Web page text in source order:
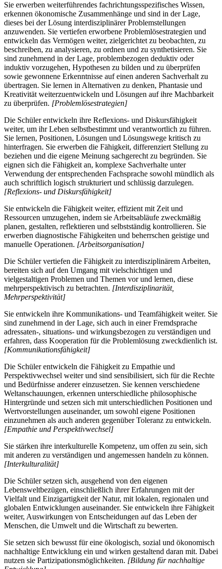
Sie erwerben weiterführendes fachrichtungsspezifisches Wissen,
erkennen ökonomische Zusammenhänge und sind in der Lage,
dieses bei der Lösung interdisziplinärer Problemstellungen
anzuwenden. Sie vertiefen erworbene Problemlösestrategien und
entwickeln das Vermögen weiter, zielgerichtet zu beobachten, zu
beschreiben, zu analysieren, zu ordnen und zu synthetisieren. Sie
sind zunehmend in der Lage, problembezogen deduktiv oder
induktiv vorzugehen, Hypothesen zu bilden und zu überprüfen
sowie gewonnene Erkenntnisse auf einen anderen Sachverhalt zu
übertragen. Sie lernen in Alternativen zu denken, Phantasie und
Kreativität weiterzuentwickeln und Lösungen auf ihre Machbarkeit
zu überprüfen. [Problemlösestrategien]
Die Schüler entwickeln ihre Reflexions- und Diskursfähigkeit
weiter, um ihr Leben selbstbestimmt und verantwortlich zu führen.
Sie lernen, Positionen, Lösungen und Lösungswege kritisch zu
hinterfragen. Sie erwerben die Fähigkeit, differenziert Stellung zu
beziehen und die eigene Meinung sachgerecht zu begründen. Sie
eignen sich die Fähigkeit an, komplexe Sachverhalte unter
Verwendung der entsprechenden Fachsprache sowohl mündlich als
auch schriftlich logisch strukturiert und schlüssig darzulegen.
[Reflexions- und Diskursfähigkeit]
Sie entwickeln die Fähigkeit weiter, effizient mit Zeit und
Ressourcen umzugehen, indem sie Arbeitsabläufe zweckmäßig
planen, gestalten, reflektieren und selbstständig kontrollieren. Sie
erwerben diagnostische Fähigkeiten und beherrschen geistige und
manuelle Operationen. [Arbeitsorganisation]
Die Schüler vertiefen die Fähigkeit zu interdisziplinärem Arbeiten,
bereiten sich auf den Umgang mit vielschichtigen und
vielgestaltigen Problemen und Themen vor und lernen, diese
mehrperspektivisch zu betrachten. [Interdisziplinarität,
Mehrperspektivität]
Sie entwickeln ihre Kommunikations- und Teamfähigkeit weiter. Sie
sind zunehmend in der Lage, sich auch in einer Fremdsprache
adressaten-, situations- und wirkungsbezogen zu verständigen und
erfahren, dass Kooperation für die Problemlösung zweckdienlich ist.
[Kommunikationsfähigkeit]
Die Schüler entwickeln die Fähigkeit zu Empathie und
Perspektivwechsel weiter und sind sensibilisiert, sich für die Rechte
und Bedürfnisse anderer einzusetzen. Sie kennen verschiedene
Weltanschauungen, erkennen unterschiedliche philosophische
Hintergründe und setzen sich mit unterschiedlichen Positionen und
Wertvorstellungen auseinander, um sowohl eigene Positionen
einzunehmen als auch anderen gegenüber Toleranz zu entwickeln.
[Empathie und Perspektivwechsel]
Sie stärken ihre interkulturelle Kompetenz, um offen zu sein, sich
mit anderen zu verständigen und angemessen handeln zu können.
[Interkulturalität]
Die Schüler setzen sich, ausgehend von den eigenen
Lebensweltbezügen, einschließlich ihrer Erfahrungen mit der
Vielfalt und Einzigartigkeit der Natur, mit lokalen, regionalen und
globalen Entwicklungen auseinander. Sie entwickeln ihre Fähigkeit
weiter, Auswirkungen von Entscheidungen auf das Leben der
Menschen, die Umwelt und die Wirtschaft zu bewerten.
Sie setzen sich bewusst für eine ökologisch, sozial und ökonomisch
nachhaltige Entwicklung ein und wirken gestaltend daran mit. Dabei
nutzen sie Partizipationsmöglichkeiten. [Bildung für nachhaltige